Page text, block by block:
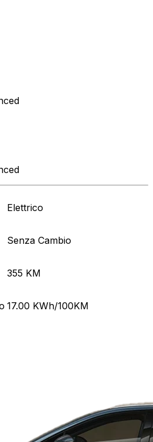
Elettrico
Senza Cambio
355 KM
17.00 KWh/100KM